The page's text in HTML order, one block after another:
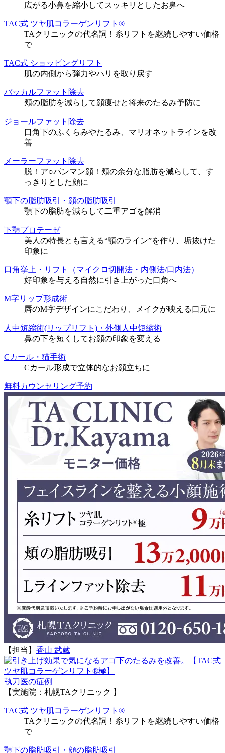
広がる小鼻を縮小してスッキリとしたお鼻へ
TAC式 ツヤ肌コラーゲンリフト®
TAクリニックの代名詞！糸リフトを継続しやすい価格
で
TAC式 ショッピングリフト
肌の内側から弾力やハリを取り戻す
バッカルファット除去
頬の脂肪を減らして顔痩せと将来のたるみ予防に
ジョールファット除去
口角下のふくらみやたるみ、マリオネットラインを改
善
メーラーファット除去
脱！ア○パンマン顔！頬の余分な脂肪を減らして、す
っきりとした顔に
顎下の脂肪吸引・顔の脂肪吸引
顎下の脂肪を減らして二重アゴを解消
下顎プロテーゼ
美人の特長とも言える“顎のライン”を作り、垢抜けた
印象に
口角挙上・リフト（マイクロ切開法・内側法/口内法）
好印象を与える自然に引き上がった口角へ
M字リップ形成術
唇のM字デザインにこだわり、メイクが映える口元に
人中短縮術(リップリフト)・外側人中短縮術
鼻の下を短くしてお顔の印象を変える
Cカール・猫手術
Cカール形成で立体的なお顔立ちに
無料カウンセリング予約
【担当】 香山 武蔵
執刀医の症例
【実施院：札幌TAクリニック 】
TAC式 ツヤ肌コラーゲンリフト®
TAクリニックの代名詞！糸リフトを継続しやすい価格
で
顎下の脂肪吸引・顔の脂肪吸引